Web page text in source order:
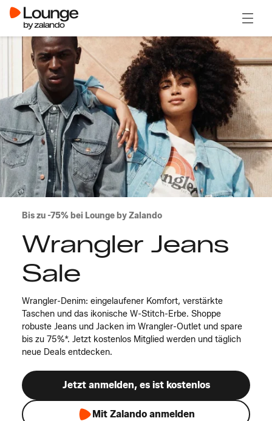
Bis zu -75% bei Lounge by Zalando
Wrangler Jeans
Sale
Wrangler-Denim: eingelaufener Komfort, verstärkte
Taschen und das ikonische W-Stitch-Erbe. Shoppe
robuste Jeans und Jacken im Wrangler-Outlet und spare
bis zu 75%*. Jetzt kostenlos Mitglied werden und täglich
neue Deals entdecken.
Jetzt anmelden, es ist kostenlos
Mit Zalando anmelden